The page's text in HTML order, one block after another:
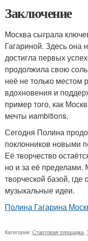
Заключение
Москва сыграла
Гагариной. Здесь она
достигла первых
продолжила свою
неё не только местом
вдохновения и
пример того, как
мечты иambitions.
Сегодня Полина
поклонников новыми
Её творчество
но и за её пределами.
творческой базой,
музыкальные идеи.
Полина Гагарина
Категории: Стартовая площадка